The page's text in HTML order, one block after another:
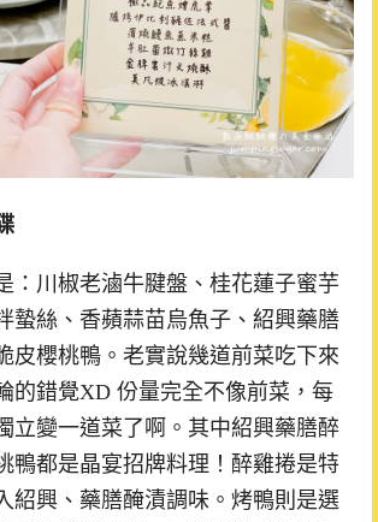
：川椒老滷牛腱盤、桂花蓮子蜜芋
蟄絲、香蘋蒜苗烏魚子、紹興藥膳
皮櫻桃鴨。老實說幾道前菜吃下來
的錯覺XD 份量完全不像前菜，每
立變一道菜了啊。其中紹興藥膳醉
鴨都是晶宴招牌料理！醉雞捲是特
紹興、藥膳醃漬調味。烤鴨則是選